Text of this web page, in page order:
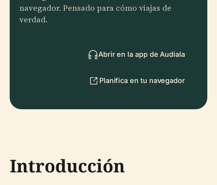
navegador. Pensado para cómo viajas de
verdad.
Abrir en la app de Audiala
Planifica en tu navegador
Introducción